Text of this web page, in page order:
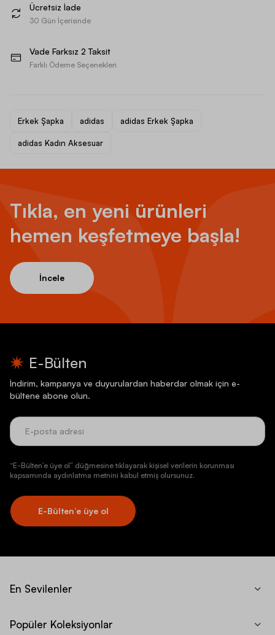
Ücretsiz İade
30 Gün İçerisinde
Vade Farksız 2 Taksit
Farklı Ödeme Seçenekleri
Erkek Şapka adidas adidas Erkek Şapka
adidas Kadın Aksesuar
Tıkla, en yeni ürünleri
hemen keşfetmeye başla!
İncele
E-Bülten
İndirim, kampanya ve duyurulardan haberdar olmak için e-
bültene abone olun.
“E-Bülten’e üye ol” düğmesine tıklayarak kişisel verilerin korunması
kapsamında aydınlatma metnini kabul etmiş olursunuz.
E-Bülten’e üye ol
En Sevilenler
Popüler Koleksiyonlar